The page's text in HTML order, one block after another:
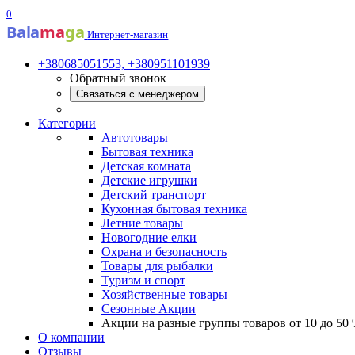
0
Balamaga Интернет-магазин
+380685051553, +380951101939
Обратный звонок
Связаться с менеджером
Категории
Автотовары
Бытовая техника
Детская комната
Детские игрушки
Детский транспорт
Кухонная бытовая техника
Летние товары
Новогодние елки
Охрана и безопасность
Товары для рыбалки
Туризм и спорт
Хозяйственные товары
Сезонные Акции
Акции на разные группы товаров от 10 до 50
О компании
Отзывы